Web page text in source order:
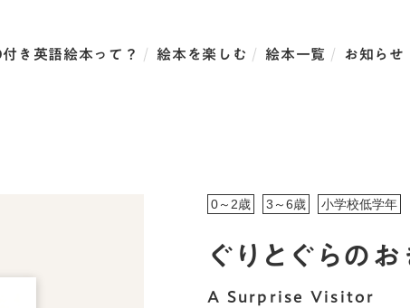
付き英語絵本って？ 絵本を楽しむ 絵本一覧 お知らせ
0～2歳 3～6歳 小学校低学年
ぐりとぐらのお
A Surprise Visitor